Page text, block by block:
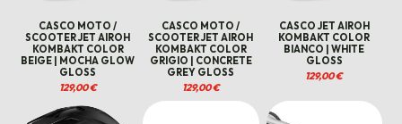
CASCO MOTO /
SCOOTER JET AIROH
KOMBAKT COLOR
BEIGE | MOCHA GLOW
GLOSS
129,00€
CASCO MOTO /
SCOOTER JET AIROH
KOMBAKT COLOR
GRIGIO | CONCRETE
GREY GLOSS
129,00€
CASCO JET AIROH
KOMBAKT COLOR
BIANCO | WHITE
GLOSS
129,00€